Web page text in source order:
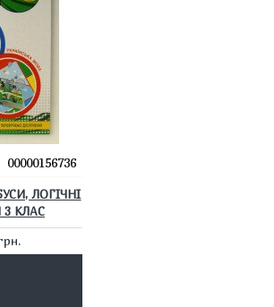
00000156736
ЛОГІЧНІ
КЛАС